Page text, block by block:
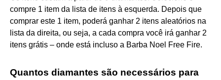
compre 1 item da lista de itens à esquerda. Depois que
comprar este 1 item, poderá ganhar 2 itens aleatórios na
lista da direita, ou seja, a cada compra você irá ganhar 2
itens grátis – onde está incluso a Barba Noel Free Fire.
Quantos diamantes são necessários para